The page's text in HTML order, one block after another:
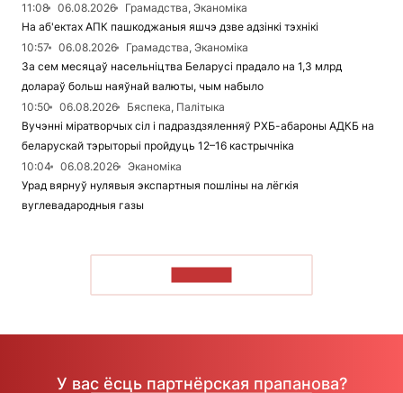
11:08
06.08.2026
Грамадства, Эканоміка
На аб'ектах АПК пашкоджаныя яшчэ дзве адзінкі тэхнікі
10:57
06.08.2026
Грамадства, Эканоміка
За сем месяцаў насельніцтва Беларусі прадало на 1,3 млрд
долараў больш наяўнай валюты, чым набыло
10:50
06.08.2026
Бяспека, Палітыка
Вучэнні міратворчых сіл і падраздзяленняў РХБ-абароны АДКБ на
беларускай тэрыторыі пройдуць 12–16 кастрычніка
10:04
06.08.2026
Эканоміка
Урад вярнуў нулявыя экспартныя пошліны на лёгкія
вуглевадародныя газы
У вас ёсць партнёрская прапанова?